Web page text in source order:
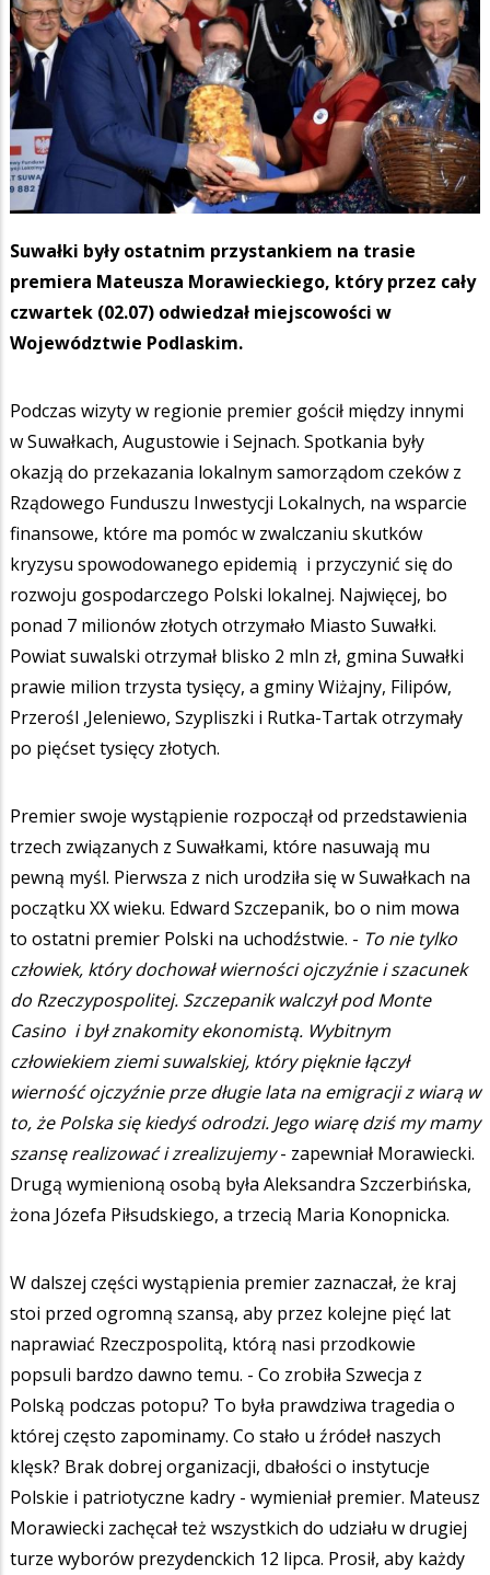
Suwałki były ostatnim przystankiem na trasie
premiera Mateusza Morawieckiego, który przez cały
czwartek (02.07) odwiedzał miejscowości w
Województwie Podlaskim.
Podczas wizyty w regionie premier gościł między innymi
w Suwałkach, Augustowie i Sejnach. Spotkania były
okazją do przekazania lokalnym samorządom czeków z
Rządowego Funduszu Inwestycji Lokalnych, na wsparcie
finansowe, które ma pomóc w zwalczaniu skutków
kryzysu spowodowanego epidemią i przyczynić się do
rozwoju gospodarczego Polski lokalnej. Najwięcej, bo
ponad 7 milionów złotych otrzymało Miasto Suwałki.
Powiat suwalski otrzymał blisko 2 mln zł, gmina Suwałki
prawie milion trzysta tysięcy, a gminy Wiżajny, Filipów,
Przerośl ,Jeleniewo, Szypliszki i Rutka-Tartak otrzymały
po pięćset tysięcy złotych.
Premier swoje wystąpienie rozpoczął od przedstawienia
trzech związanych z Suwałkami, które nasuwają mu
pewną myśl. Pierwsza z nich urodziła się w Suwałkach na
początku XX wieku. Edward Szczepanik, bo o nim mowa
to ostatni premier Polski na uchodźstwie. - To nie tylko
człowiek, który dochował wierności ojczyźnie i szacunek
do Rzeczypospolitej. Szczepanik walczył pod Monte
Casino i był znakomity ekonomistą. Wybitnym
człowiekiem ziemi suwalskiej, który pięknie łączył
wierność ojczyźnie prze długie lata na emigracji z wiarą w
to, że Polska się kiedyś odrodzi. Jego wiarę dziś my mamy
szansę realizować i zrealizujemy- zapewniał Morawiecki.
Drugą wymienioną osobą była Aleksandra Szczerbińska,
żona Józefa Piłsudskiego, a trzecią Maria Konopnicka.
W dalszej części wystąpienia premier zaznaczał, że kraj
stoi przed ogromną szansą, aby przez kolejne pięć lat
naprawiać Rzeczpospolitą, którą nasi przodkowie
popsuli bardzo dawno temu. - Co zrobiła Szwecja z
Polską podczas potopu? To była prawdziwa tragedia o
której często zapominamy. Co stało u źródeł naszych
klęsk? Brak dobrej organizacji, dbałości o instytucje
Polskie i patriotyczne kadry - wymieniał premier. Mateusz
Morawiecki zachęcał też wszystkich do udziału w drugiej
turze wyborów prezydenckich 12 lipca. Prosił, aby każdy